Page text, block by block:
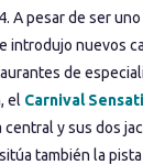
A pesar de ser
introdujo nuevos
de
el Carnival
central y sus dos
también la